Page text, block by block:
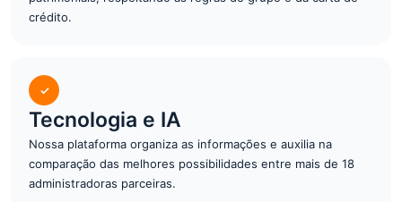
crédito.
✓
Tecnologia e IA
Nossa plataforma organiza as informações e auxilia na
comparação das melhores possibilidades entre mais de 18
administradoras parceiras.